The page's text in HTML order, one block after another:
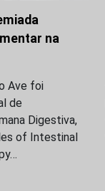
na
Ave foi
de
Digestiva,
of Intestinal